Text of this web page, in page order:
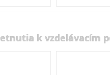
k vzdelávacím